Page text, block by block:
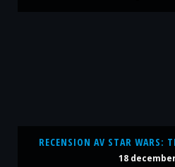
RECENSION AV STAR WARS:
18